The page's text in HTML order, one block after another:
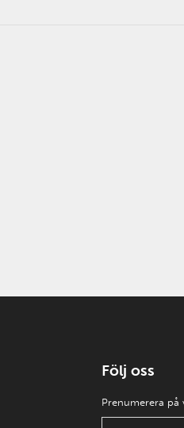
Följ oss
Prenumerera på